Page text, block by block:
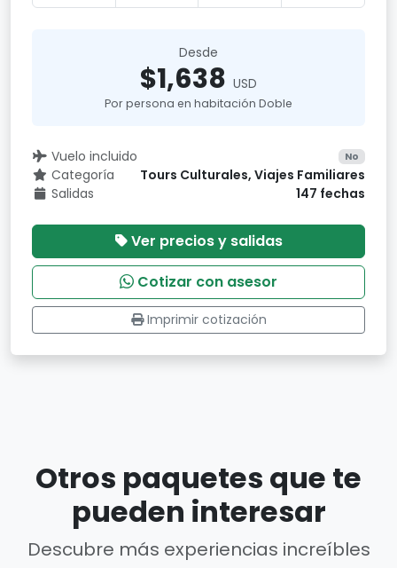
Desde
$1,638 USD
Por persona en habitación Doble
Vuelo incluido No
Categoría
Tours Culturales, Viajes Familiares
Salidas
147 fechas
Ver precios y salidas
Cotizar con asesor
Imprimir cotización
Otros paquetes que te
pueden interesar
Descubre más experiencias increíbles